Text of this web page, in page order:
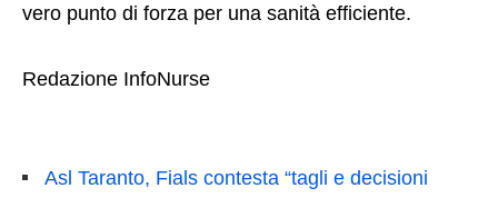
vero punto di forza per una sanità efficiente.
Redazione InfoNurse
Asl Taranto, Fials contesta “tagli e decisioni